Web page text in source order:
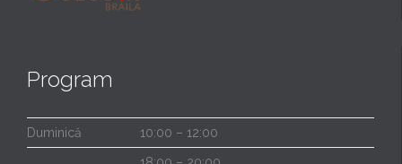
Program
Duminică 10:00 – 12:00